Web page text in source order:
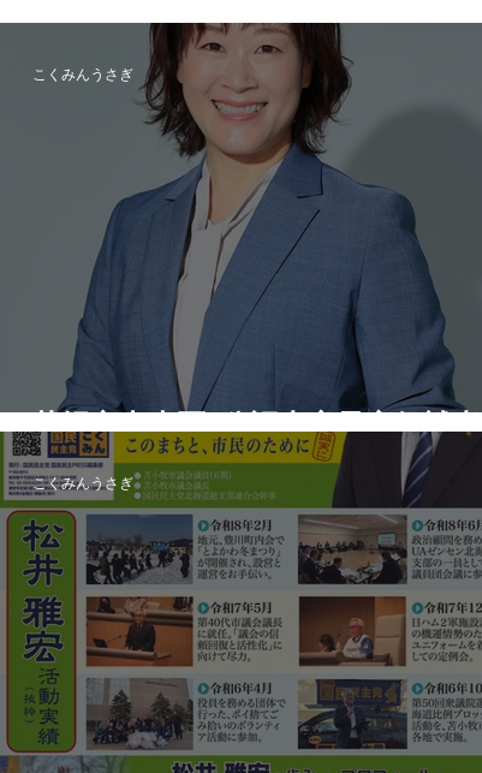
札幌市中央区_公認内定予定候補者
こくみんうさぎ
こくみんうさぎ